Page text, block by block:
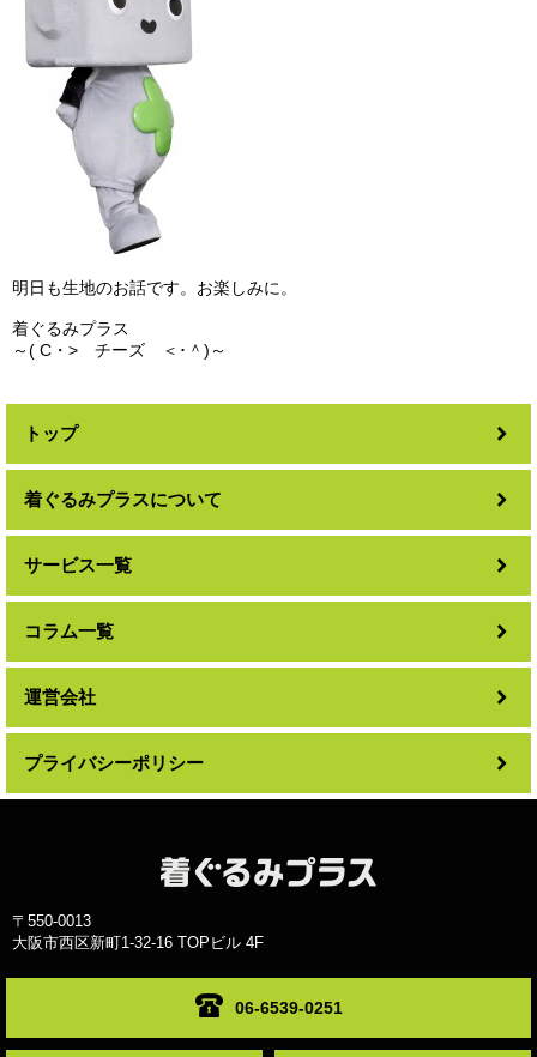
明日も生地のお話です。お楽しみに。
着ぐるみプラス
～( C・> チーズ ＜･＾)～
トップ
着ぐるみプラスについて
サービス一覧
コラム一覧
運営会社
プライバシーポリシー
〒550-0013
大阪市西区新町1-32-16 TOPビル 4F
06-6539-0251